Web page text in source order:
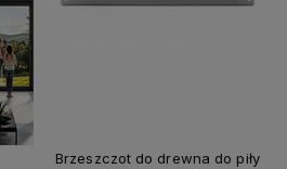
Brzeszczot do drewna do piły